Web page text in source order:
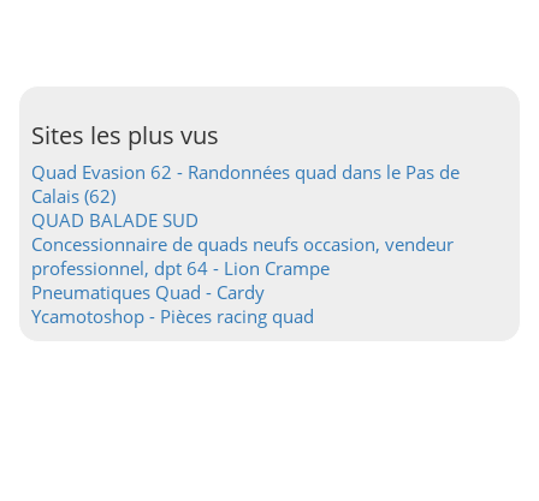
Sites les plus vus
Quad Evasion 62 - Randonnées quad dans le Pas de
Calais (62)
QUAD BALADE SUD
Concessionnaire de quads neufs occasion, vendeur
professionnel, dpt 64 - Lion Crampe
Pneumatiques Quad - Cardy
Ycamotoshop - Pièces racing quad